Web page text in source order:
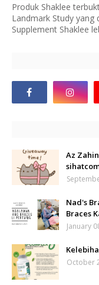
Produk Shaklee
Landmark Study yang
Supplement Shaklee
Az
Nad's
Braces
January
October